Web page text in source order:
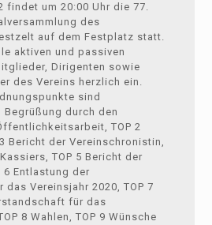
findet um 20:00 Uhr die 77.
des
auf dem Festplatz statt.
aktiven und passiven
Dirigenten sowie
des Vereins herzlich ein.
sind
Begrüßung durch den
TOP 2
Bericht der Vereinschronistin,
TOP 5 Bericht der
6 Entlastung der
Vereinsjahr 2020, TOP 7
für das
8 Wahlen, TOP 9 Wünsche